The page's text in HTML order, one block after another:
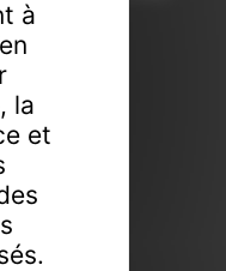
BIEN
à
la
et